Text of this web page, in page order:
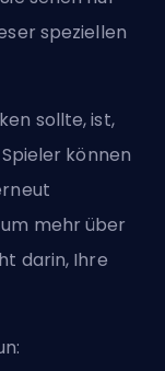
speziellen
sollte, ist,
können
mehr über
darin, Ihre